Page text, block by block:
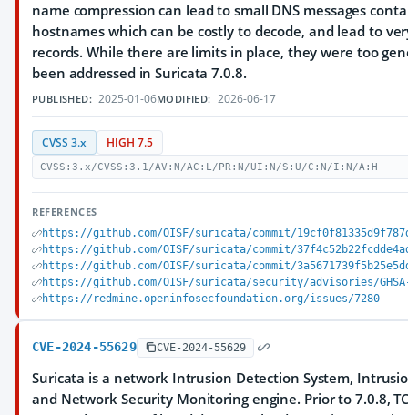
name compression can lead to small DNS messages
hostnames which can be costly to decode, and lead to
records. While there are limits in place, they were too
been addressed in Suricata 7.0.8.
PUBLISHED: 2025-01-06MODIFIED: 2026-06-17
CVSS 3.x HIGH 7.5
CVSS:3.x/CVSS:3.1/AV:N/AC:L/PR:N/UI:N/S:U/C:N/I:N/A:H
REFERENCES
https://github.com/OISF/suricata/commit/
https://github.com/OISF/suricata/commit/
https://github.com/OISF/suricata/commit/
https://github.com/OISF/suricata/security/advisories/
https://redmine.openinfosecfoundation.org/issues/7280
CVE-2024-55629 CVE-2024-55629
Suricata is a network Intrusion Detection System,
and Network Security Monitoring engine. Prior to 7.0.8,